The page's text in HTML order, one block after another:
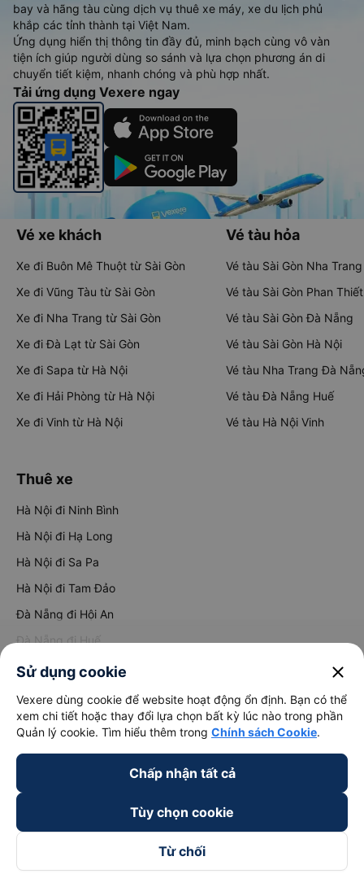
bay và hãng tàu cùng dịch vụ thuê xe máy, xe du lịch phủ
khắp các tỉnh thành tại Việt Nam.
Ứng dụng hiển thị thông tin đầy đủ, minh bạch cùng vô vàn
tiện ích giúp người dùng so sánh và lựa chọn phương án di
chuyển tiết kiệm, nhanh chóng và phù hợp nhất.
Tải ứng dụng Vexere ngay
Vé xe khách
Xe đi Buôn Mê Thuột từ Sài Gòn
Xe đi Vũng Tàu từ Sài Gòn
Xe đi Nha Trang từ Sài Gòn
Xe đi Đà Lạt từ Sài Gòn
Xe đi Sapa từ Hà Nội
Xe đi Hải Phòng từ Hà Nội
Xe đi Vinh từ Hà Nội
Vé tàu hỏa
Vé tàu Sài Gòn Nha Trang
Vé tàu Sài Gòn Phan Thiết
Vé tàu Sài Gòn Đà Nẵng
Vé tàu Sài Gòn Hà Nội
Vé tàu Nha Trang Đà
Vé tàu Đà Nẵng Huế
Vé tàu Hà Nội Vinh
Thuê xe
Hà Nội đi Ninh Bình
Hà Nội đi Hạ Long
Hà Nội đi Sa Pa
Hà Nội đi Tam Đảo
Đà Nẵng đi Hội An
Đà Nẵng đi Huế
Hải Phòng đi Hà Nội
Xem tất cả tuyến đường
Sử dụng cookie close
Vexere dùng cookie để website hoạt động ổn định. Bạn có thể
xem chi tiết hoặc thay đổi lựa chọn bất kỳ lúc nào trong phần
Quản lý cookie. Tìm hiểu thêm trong Chính sách Cookie.
Chấp nhận tất cả
Tùy chọn cookie
Từ chối